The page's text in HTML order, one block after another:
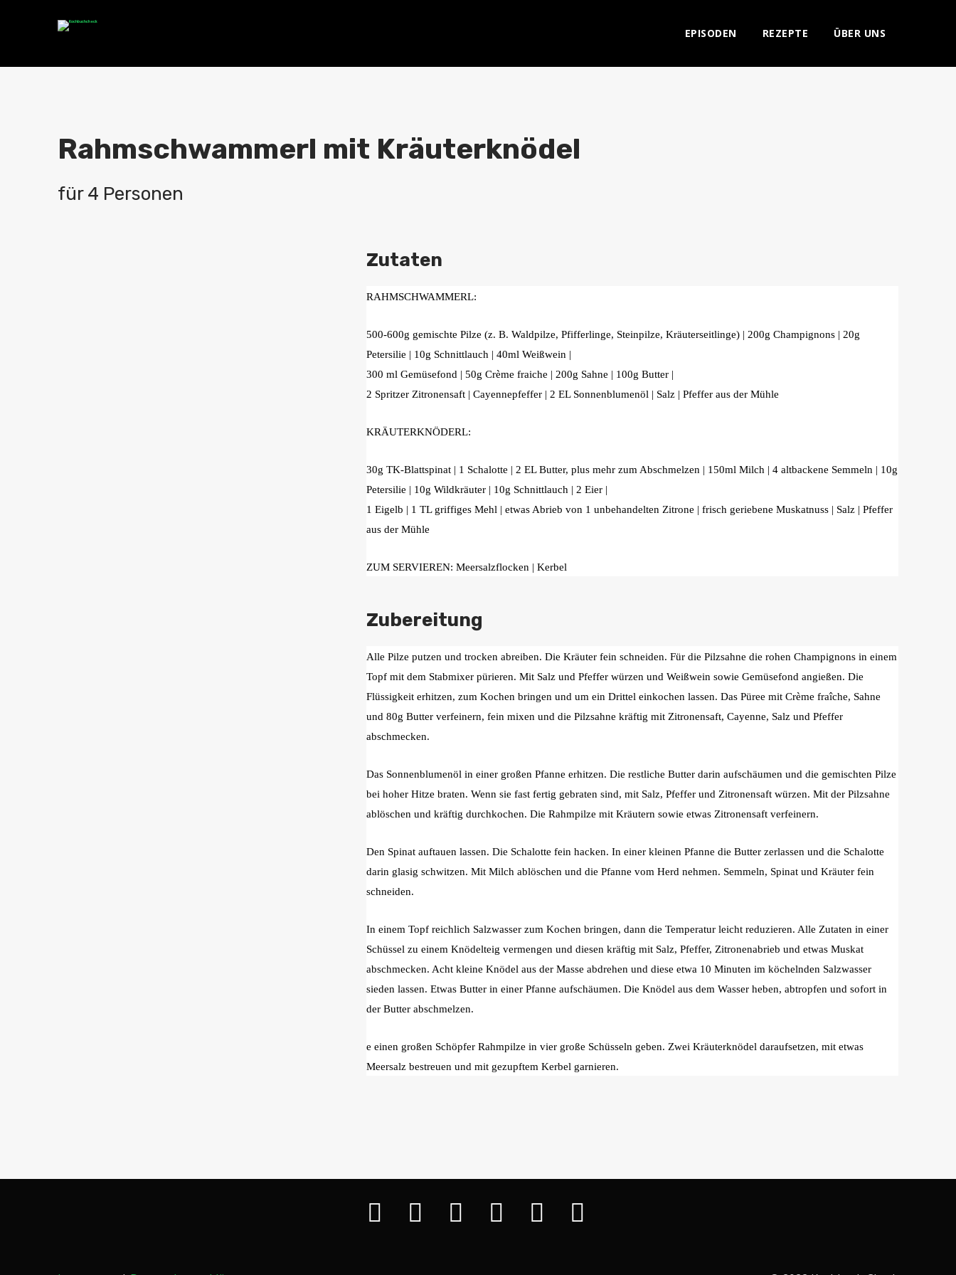
EPISODEN REZEPTE ÜBER UNS
Rahmschwammerl mit Kräuterknödel
für 4 Personen
Zutaten
RAHMSCHWAMMERL:
500-600g gemischte Pilze (z. B. Waldpilze, Pfifferlinge, Steinpilze, Kräuterseitlinge) | 200g Champignons | 20g
Petersilie | 10g Schnittlauch | 40ml Weißwein |
300 ml Gemüsefond | 50g Crème fraiche | 200g Sahne | 100g Butter |
2 Spritzer Zitronensaft | Cayennepfeffer | 2 EL Sonnenblumenöl | Salz | Pfeffer aus der Mühle
KRÄUTERKNÖDERL:
30g TK-Blattspinat | 1 Schalotte | 2 EL Butter, plus mehr zum Abschmelzen | 150ml Milch | 4 altbackene Semmeln | 10g
Petersilie | 10g Wildkräuter | 10g Schnittlauch | 2 Eier |
1 Eigelb | 1 TL griffiges Mehl | etwas Abrieb von 1 unbehandelten Zitrone | frisch geriebene Muskatnuss | Salz | Pfeffer
aus der Mühle
ZUM SERVIEREN: Meersalzflocken | Kerbel
Zubereitung
Alle Pilze putzen und trocken abreiben. Die Kräuter fein schneiden. Für die Pilzsahne die rohen Champignons in einem
Topf mit dem Stabmixer pürieren. Mit Salz und Pfeffer würzen und Weißwein sowie Gemüsefond angießen. Die
Flüssigkeit erhitzen, zum Kochen bringen und um ein Drittel einkochen lassen. Das Püree mit Crème fraîche, Sahne
und 80g Butter verfeinern, fein mixen und die Pilzsahne kräftig mit Zitronensaft, Cayenne, Salz und Pfeffer
abschmecken.
Das Sonnenblumenöl in einer großen Pfanne erhitzen. Die restliche Butter darin aufschäumen und die gemischten Pilze
bei hoher Hitze braten. Wenn sie fast fertig gebraten sind, mit Salz, Pfeffer und Zitronensaft würzen. Mit der Pilzsahne
ablöschen und kräftig durchkochen. Die Rahmpilze mit Kräutern sowie etwas Zitronensaft verfeinern.
Den Spinat auftauen lassen. Die Schalotte fein hacken. In einer kleinen Pfanne die Butter zerlassen und die Schalotte
darin glasig schwitzen. Mit Milch ablöschen und die Pfanne vom Herd nehmen. Semmeln, Spinat und Kräuter fein
schneiden.
In einem Topf reichlich Salzwasser zum Kochen bringen, dann die Temperatur leicht reduzieren. Alle Zutaten in einer
Schüssel zu einem Knödelteig vermengen und diesen kräftig mit Salz, Pfeffer, Zitronenabrieb und etwas Muskat
abschmecken. Acht kleine Knödel aus der Masse abdrehen und diese etwa 10 Minuten im köchelnden Salzwasser
sieden lassen. Etwas Butter in einer Pfanne aufschäumen. Die Knödel aus dem Wasser heben, abtropfen und sofort in
der Butter abschmelzen.
e einen großen Schöpfer Rahmpilze in vier große Schüsseln geben. Zwei Kräuterknödel daraufsetzen, mit etwas
Meersalz bestreuen und mit gezupftem Kerbel garnieren.